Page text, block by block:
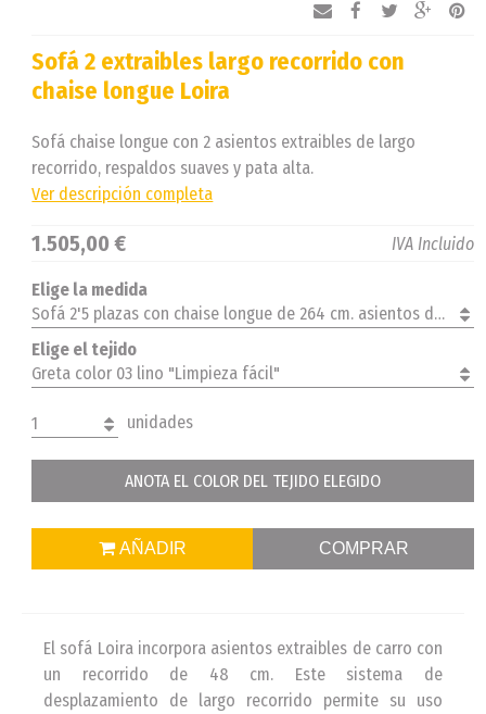
Sofá 2 extraibles largo recorrido con
chaise longue Loira
Sofá chaise longue con 2 asientos extraibles de largo
recorrido, respaldos suaves y pata alta.
Ver descripción completa
1.505,00 € IVA Incluido
Elige la medida
Sofá 2'5 plazas con chaise longue de 264 cm. asientos de 70 cm. izquierda
Elige el tejido
Greta color 03 lino "Limpieza fácil"
1 unidades
ANOTA EL COLOR DEL TEJIDO ELEGIDO
AÑADIR COMPRAR
El sofá Loira incorpora asientos extraibles de carro con
un recorrido de 48 cm. Este sistema de
desplazamiento de largo recorrido permite su uso